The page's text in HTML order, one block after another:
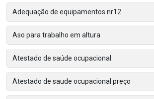
Adequação de equipamentos nr12
Aso para trabalho em altura
Atestado de saúde ocupacional
Atestado de saude ocupacional preço